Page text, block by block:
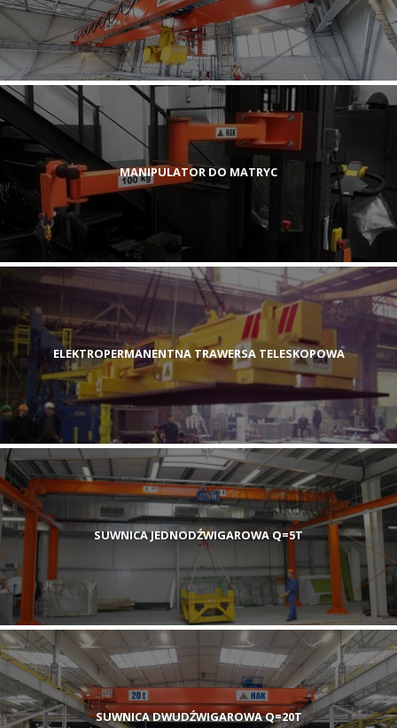
MANIPULATOR DO MATRYC
ELEKTROPERMANENTNA TRAWERSA TELESKOPOWA
SUWNICA JEDNODŹWIGAROWA Q=5T
SUWNICA DWUDŹWIGAROWA Q=20T